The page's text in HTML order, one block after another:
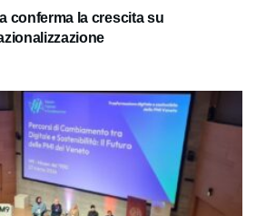
conferma la crescita su